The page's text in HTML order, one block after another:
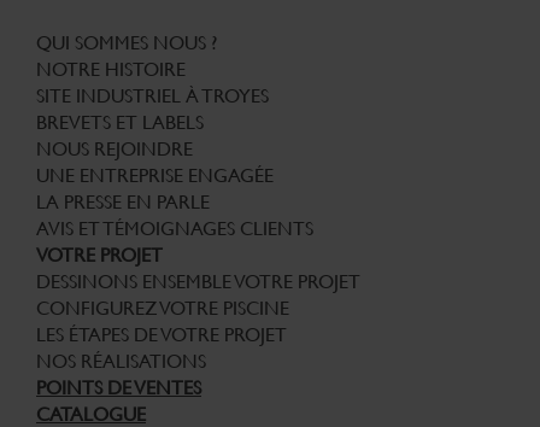
QUI SOMMES NOUS ?
NOTRE HISTOIRE
SITE INDUSTRIEL À TROYES
BREVETS ET LABELS
NOUS REJOINDRE
UNE ENTREPRISE ENGAGÉE
LA PRESSE EN PARLE
AVIS ET TÉMOIGNAGES CLIENTS
VOTRE PROJET
DESSINONS ENSEMBLE VOTRE PROJET
CONFIGUREZ VOTRE PISCINE
LES ÉTAPES DE VOTRE PROJET
NOS RÉALISATIONS
POINTS DE VENTES
CATALOGUE